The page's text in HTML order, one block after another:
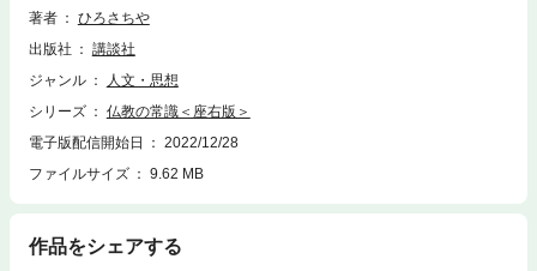
著者
ひろさちや
出版社
講談社
ジャンル
人文・思想
シリーズ
仏教の常識＜座右版＞
電子版配信開始日
2022/12/28
ファイルサイズ
9.62 MB
作品をシェアする